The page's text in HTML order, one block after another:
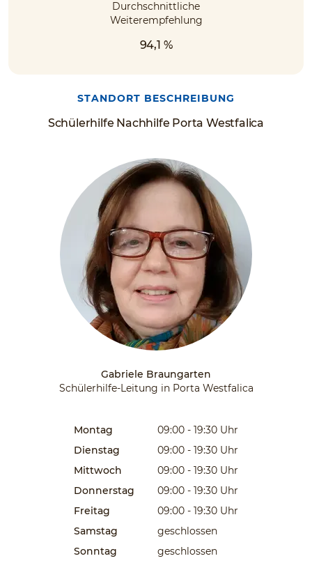
Durchschnittliche
Weiterempfehlung
94,1 %
Schülerhilfe Nachhilfe Porta Westfalica
STANDORT BESCHREIBUNG
Gabriele Braungarten
Schülerhilfe-Leitung in Porta Westfalica
Montag 09:00 - 19:30 Uhr
Dienstag
09:00 - 19:30 Uhr
Mittwoch
09:00 - 19:30 Uhr
Donnerstag
09:00 - 19:30 Uhr
Freitag
09:00 - 19:30 Uhr
Samstag
geschlossen
Sonntag
geschlossen